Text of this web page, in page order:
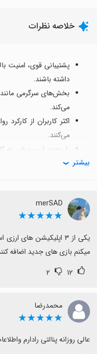
خلاصه نظرات
پشتیبانی قوی، امنیت
داشته باشند.
می‌کند.
اکثر کاربران از
می‌کنند.
با وجود این، برخی به
نارضایتی دارند.
در کل پول نو به‌عنوان
قابلیت تحمل برخی
بیشتر
merSAD
★★★★★
میکنم بازی های جدید اضافه کنند ،که میشه راه ۲ ساله، رو میشه با بازی و
۱۲ ۲
محمدرضا
★★★★★
عالی روزانه پنالتی رادارم